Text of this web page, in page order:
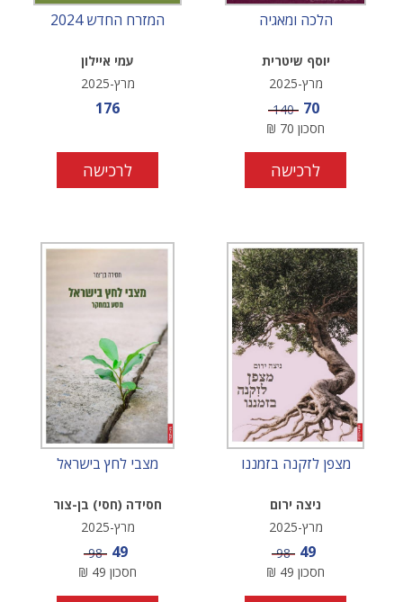
הלכה ומאגיה
יוסף שיטרית
מרץ-2025
מחיר מבצע
70 מחיר
140
חסכון 70
₪
לרכישה
המזרח החדש 2024
עמי איילון
מרץ-2025
מחיר מבצע
176
לרכישה
מצפן לזקנה בזמננו
ניצה ירום
מרץ-2025
מחיר מבצע
49 מחיר
98
חסכון 49
₪
מצבי לחץ בישראל
חסידה (חסי) בן-צור
מרץ-2025
מחיר מבצע
49 מחיר
98
חסכון 49
₪